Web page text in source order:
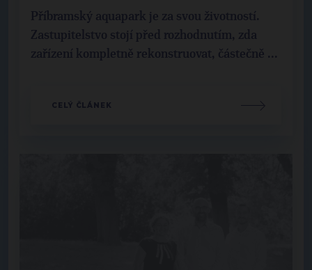
Příbramský aquapark je za svou životností.
Zastupitelstvo stojí před rozhodnutím, zda
zařízení kompletně rekonstruovat, částečně ...
CELÝ ČLÁNEK